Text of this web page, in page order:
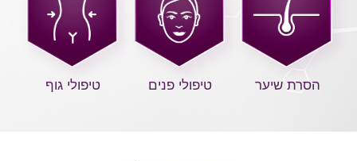
הסרת שיער טיפולי פנים טיפולי גוף